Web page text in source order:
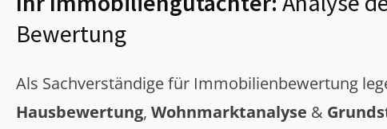
Bewertung
Als Sachverständige für Immobilienbewertung
Hausbewertung, Wohnmarktanalyse &